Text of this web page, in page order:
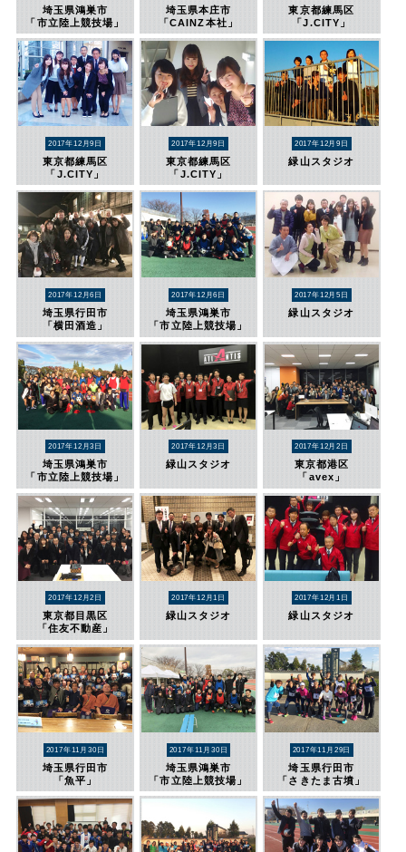
埼玉県鴻巣市
「市立陸上競技場」
埼玉県本庄市
「CAINZ本社」
東京都練馬区
「J.CITY」
2017年12月9日
東京都練馬区
「J.CITY」
2017年12月9日
東京都練馬区
「J.CITY」
2017年12月9日
緑山スタジオ
2017年12月6日
埼玉県行田市
「横田酒造」
2017年12月6日
埼玉県鴻巣市
「市立陸上競技場」
2017年12月5日
緑山スタジオ
2017年12月3日
埼玉県鴻巣市
「市立陸上競技場」
2017年12月3日
緑山スタジオ
2017年12月2日
東京都港区
「avex」
2017年12月2日
東京都目黒区
「住友不動産」
2017年12月1日
緑山スタジオ
2017年12月1日
緑山スタジオ
2017年11月30日
埼玉県行田市
「魚平」
2017年11月30日
埼玉県鴻巣市
「市立陸上競技場」
2017年11月29日
埼玉県行田市
「さきたま古墳」